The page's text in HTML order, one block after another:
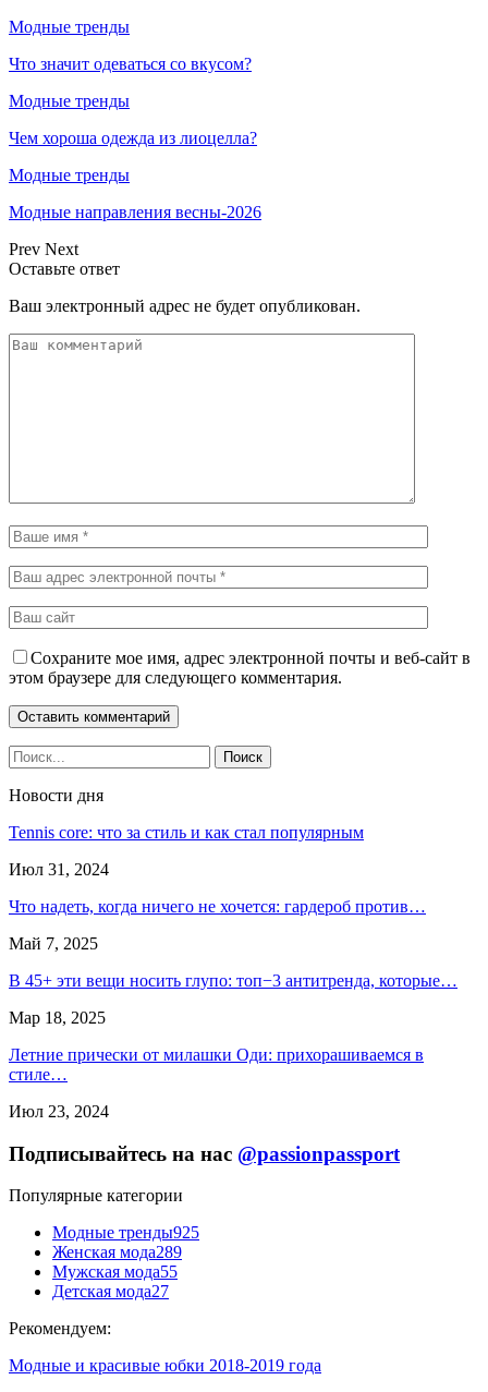
Модные тренды
Что значит одеваться со вкусом?
Модные тренды
Чем хороша одежда из лиоцелла?
Модные тренды
Модные направления весны-2026
Prev Next
Оставьте ответ
Ваш электронный адрес не будет опубликован.
Сохраните мое имя, адрес электронной почты и веб-сайт в
этом браузере для следующего комментария.
Новости дня
Tennis core: что за стиль и как стал популярным
Июл 31, 2024
Что надеть, когда ничего не хочется: гардероб против…
Май 7, 2025
В 45+ эти вещи носить глупо: топ−3 антитренда, которые…
Мар 18, 2025
Летние прически от милашки Оди: прихорашиваемся в
стиле…
Июл 23, 2024
Подписывайтесь на нас @passionpassport
Популярные категории
Модные тренды925
Женская мода289
Мужская мода55
Детская мода27
Рекомендуем:
Модные и красивые юбки 2018-2019 года